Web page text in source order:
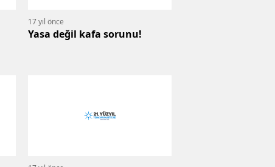
17 yıl önce
Yasa değil kafa sorunu!